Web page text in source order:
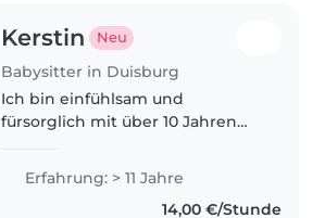
Kerstin Neu
Babysitter in Duisburg
Ich bin einfühlsam und
fürsorglich mit über 10 Jahren
Kinderbetreuung aller
Altersgruppen. Ob Vorlesen,
Basteln oder Hausaufgaben – ich
Erfahrung: > 11 Jahre
14,00 €/Stunde